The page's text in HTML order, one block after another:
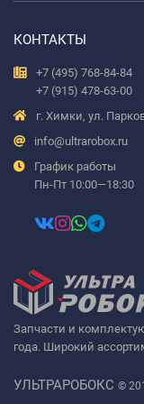
Запчасти и
года. Широкий
УЛЬТРАРОБОКС ©
КОНТАКТЫ
+7 (495) 768-84-84
+7 (915) 478-63-00
г. Химки, ул.
info@ultrarobox.ru
График работы
Пн-Пт 10:00—18:30